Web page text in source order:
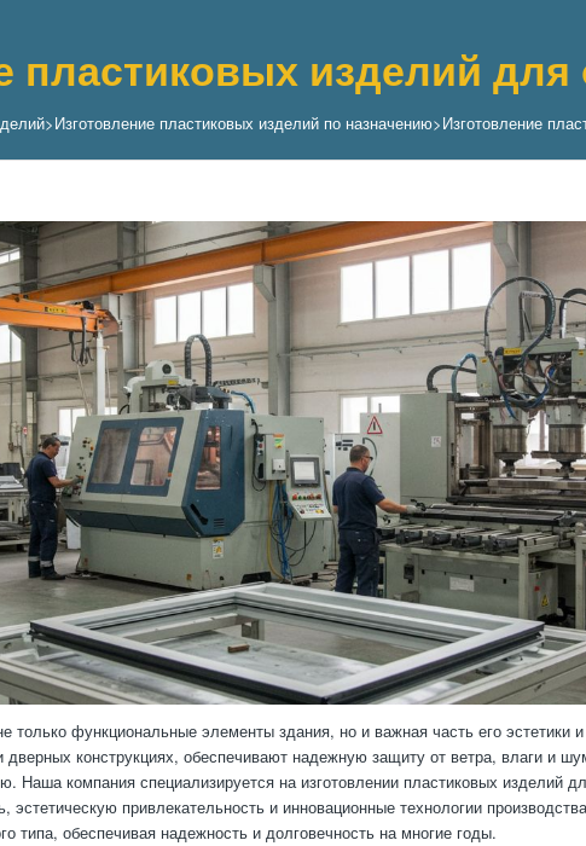
пластиковых изделий
>Изготовление пластиковых изделий по назначению>Изготовление
функциональные элементы здания, но и важная часть его эстетики
конструкциях, обеспечивают надежную защиту от ветра, влаги и
Наша компания специализируется на изготовлении пластиковых изделий
эстетическую привлекательность и инновационные технологии
типа, обеспечивая надежность и долговечность на многие годы.